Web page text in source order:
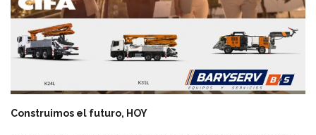
Construimos el futuro, HOY